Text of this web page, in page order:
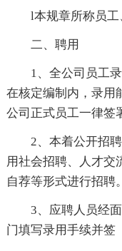
l本规章所称员工
二、聘用
1、全公司员工
在核定编制内，录用
公司正式员工一律签
2、本着公开招
用社会招聘、人才交
自荐等形式进行招聘。
3、应聘人员经
门填写录用手续并签